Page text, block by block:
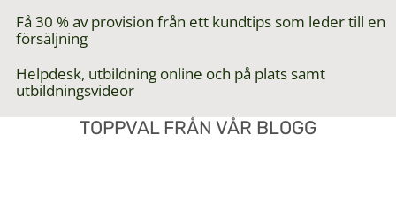
Få 30 % av provision från ett kundtips som leder till en
försäljning
Helpdesk, utbildning online och på plats samt
utbildningsvideor
TOPPVAL FRÅN VÅR BLOGG